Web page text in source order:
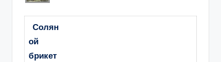
Солян
ой
брикет